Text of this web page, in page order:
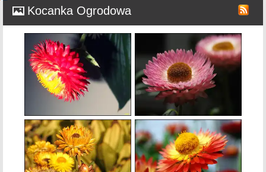
Kocanka Ogrodowa